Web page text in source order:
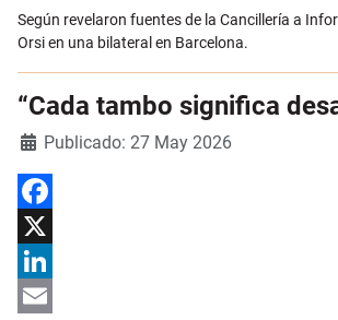
Email
Según revelaron fuentes de la Cancillería a
Orsi en una bilateral en Barcelona.
“Cada tambo significa
DetallesPublicado: 27 May 2026
Facebook
X
LinkedIn